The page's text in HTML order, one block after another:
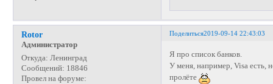
Поделиться2019-09-14 22:43:03
Rotor
Администратор
Откуда: Ленинград
Сообщений: 18846
Провел на форуме:
Я про список банков.
У меня, например, Visa есть,
пролёте